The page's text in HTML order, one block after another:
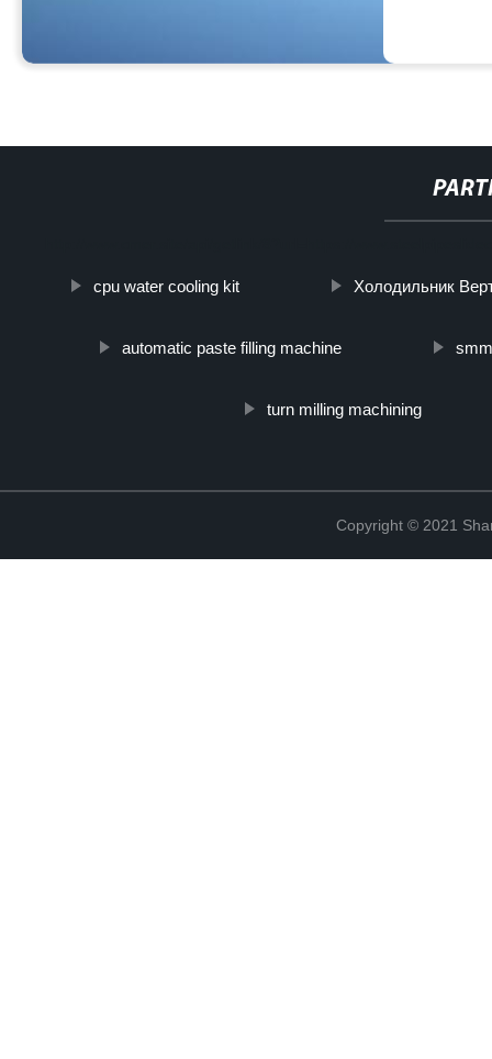
cpu water cooling kit Холодильник
automatic paste filling machine
turn milling machining
Copyright © 2021